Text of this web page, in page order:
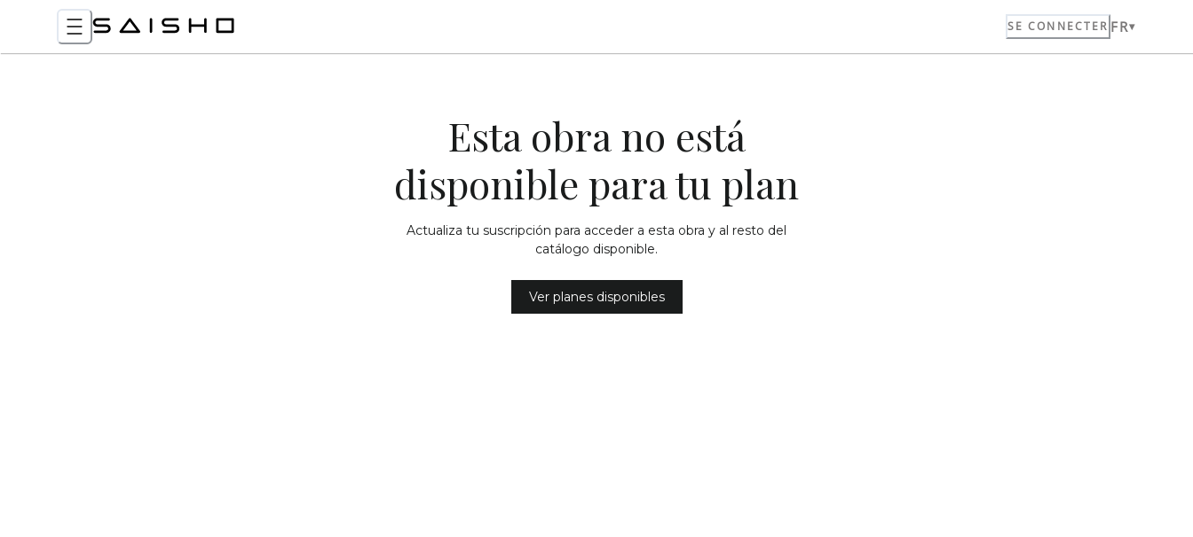
SE CONNECTER FR
Esta obra no está
disponible para tu plan
Actualiza tu suscripción para acceder a esta obra y al resto del
catálogo disponible.
Ver planes disponibles